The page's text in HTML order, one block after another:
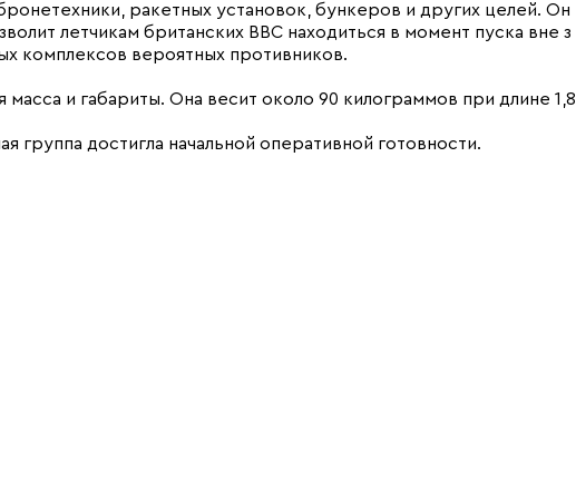
ракетных установок, бункеров и других целей. Он
летчикам британских ВВС находиться в момент пуска вне з
комплексов вероятных противников.
и габариты. Она весит около 90 килограммов при длине 1,8
группа достигла начальной оперативной готовности.